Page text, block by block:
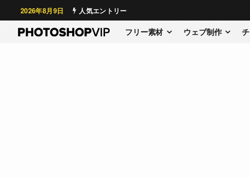
2026年8月9日 人気エントリー
フリー素材 ウェブ制作